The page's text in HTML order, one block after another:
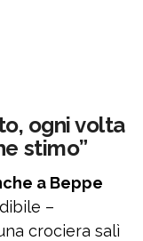
ogni volta
stimo”
a Beppe
–
crociera salì